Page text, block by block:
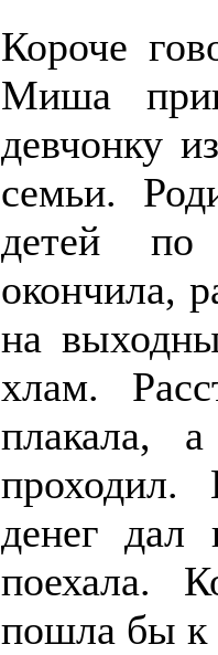
Короче
Миша
девчонку
семьи.
детей по
окончила,
на
хлам.
плакала,
проходил.
денег дал
поехала.
пошла бы к